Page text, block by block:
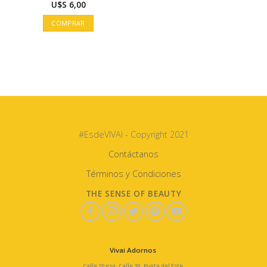
U$S 6,00
COMPRAR
#EsdeVIVAI - Copyright 2021
Contáctanos
Términos y Condiciones
THE SENSE OF BEAUTY
Vivai Adornos